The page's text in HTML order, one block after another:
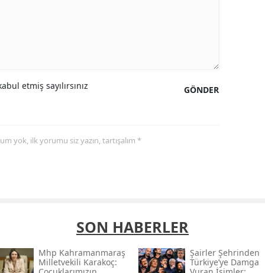
GÖNDER
etmiş sayılırsınız
yok, ilk yorumu siz yazın, tartışalım *
SON HABERLER
Mhp Kahramanmaraş
Milletvekili Karakoç:
Şairler Şehrinden
Türkiye’ye Damga